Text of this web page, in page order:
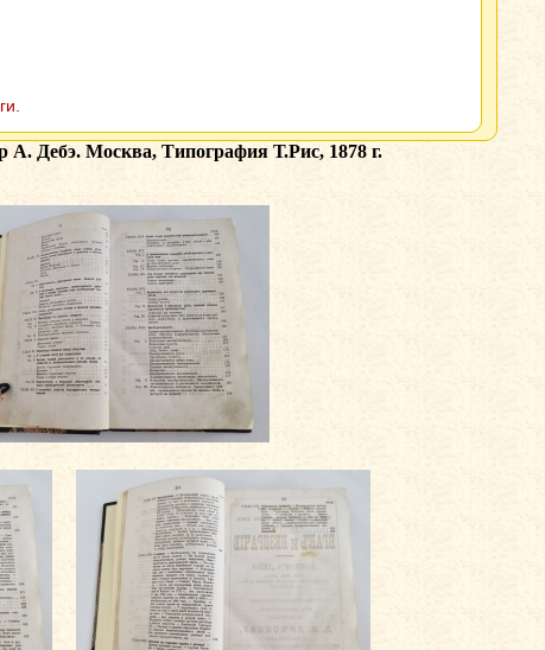
А. Дебэ. Москва, Типография Т.Рис, 1878 г.